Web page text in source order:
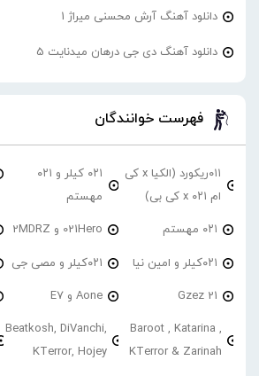
دانلود آهنگ آرش محسنی میراژ 1
دانلود آهنگ دی جی درهان میدنایت 5
فهرست خوانندگان
۰۱۱ریکورد (الکیا x کی
ام ۰۲۱ x کی بی)
۰۲۱ کیلر و ۰۲۱
مهستم
۰۲۱ مهستم 021Hero و 2MDRZ
۰۲۱کیلر و امین نیا ۰۲۱کیلر و مصی جی
21 Gzez Aone و E7
Baroot , Katarina ,
KTerror & Zarinah
Beatkosh, DiVanchi,
KTerror, Hojey